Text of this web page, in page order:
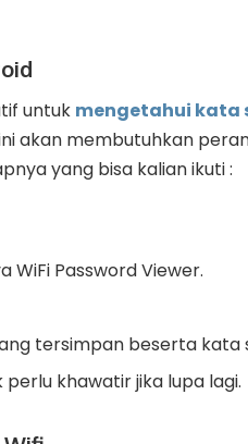
untuk mengetahui kata
akan membutuhkan
yang bisa kalian ikuti :
WiFi Password Viewer.
tersimpan beserta kata
khawatir jika lupa lagi.